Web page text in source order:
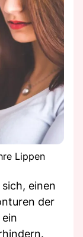
Lippen
einen
der